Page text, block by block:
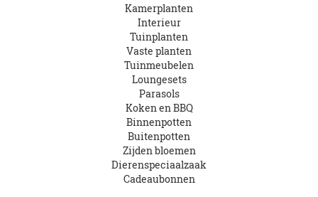
Kamerplanten
Interieur
Tuinplanten
Vaste planten
Tuinmeubelen
Loungesets
Parasols
Koken en BBQ
Binnenpotten
Buitenpotten
Zijden bloemen
Dierenspeciaalzaak
Cadeaubonnen